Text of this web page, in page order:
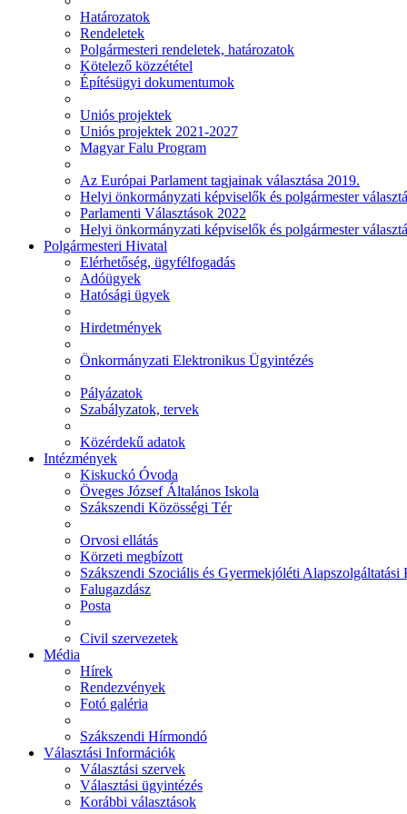
Határozatok
Rendeletek
Polgármesteri rendeletek, határozatok
Kötelező közzététel
Építésügyi dokumentumok
Uniós projektek
Uniós projektek 2021-2027
Magyar Falu Program
Az Európai Parlament tagjainak választása 2019.
Helyi önkormányzati képviselők és polgármester
Parlamenti Választások 2022
Helyi önkormányzati képviselők és polgármester
Polgármesteri Hivatal
Elérhetőség, ügyfélfogadás
Adóügyek
Hatósági ügyek
Hirdetmények
Önkormányzati Elektronikus Ügyintézés
Pályázatok
Szabályzatok, tervek
Közérdekű adatok
Intézmények
Kiskuckó Óvoda
Öveges József Általános Iskola
Szákszendi Közösségi Tér
Orvosi ellátás
Körzeti megbízott
Szákszendi Szociális és Gyermekjóléti Alapszolgáltatási
Falugazdász
Posta
Civil szervezetek
Média
Hírek
Rendezvények
Fotó galéria
Szákszendi Hírmondó
Választási Információk
Választási szervek
Választási ügyintézés
Korábbi választások